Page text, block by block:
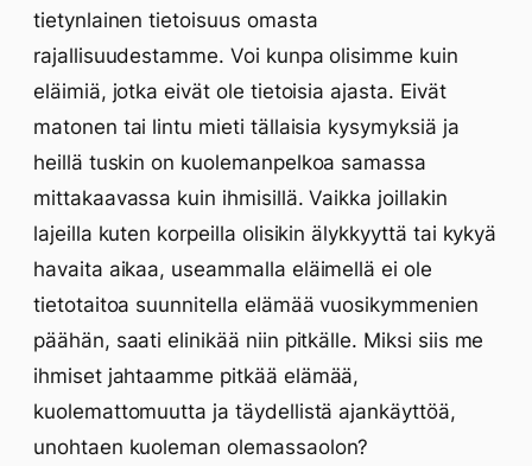
tietynlainen tietoisuus omasta
rajallisuudestamme. Voi kunpa olisimme kuin
eläimiä, jotka eivät ole tietoisia ajasta. Eivät
matonen tai lintu mieti tällaisia kysymyksiä ja
heillä tuskin on kuolemanpelkoa samassa
mittakaavassa kuin ihmisillä. Vaikka joillakin
lajeilla kuten korpeilla olisikin älykkyyttä tai kykyä
havaita aikaa, useammalla eläimellä ei ole
tietotaitoa suunnitella elämää vuosikymmenien
päähän, saati elinikää niin pitkälle. Miksi siis me
ihmiset jahtaamme pitkää elämää,
kuolemattomuutta ja täydellistä ajankäyttöä,
unohtaen kuoleman olemassaolon?